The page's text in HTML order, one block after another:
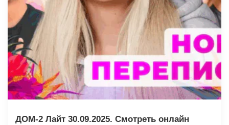
ДОМ-2 Лайт 30.09.2025. Смотреть онлайн